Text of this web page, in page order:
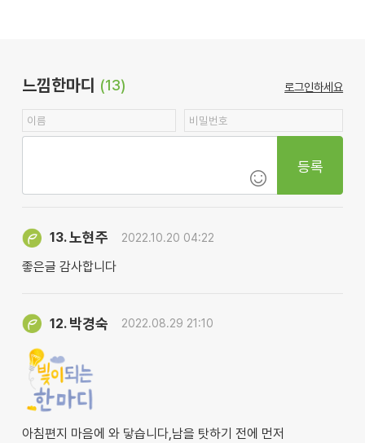
느낌한마디 (13) 로그인하세요
등록
13.노현주 2022.10.20 04:22
좋은글 감사합니다
12. 박경숙 2022.08.29 21:10
아침편지 마음에 와 닿습니다,남을 탓하기 전에 먼저